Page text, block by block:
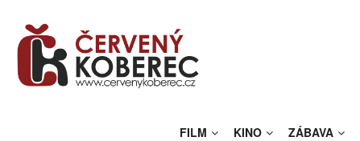
FILM KINO ZÁBAVA